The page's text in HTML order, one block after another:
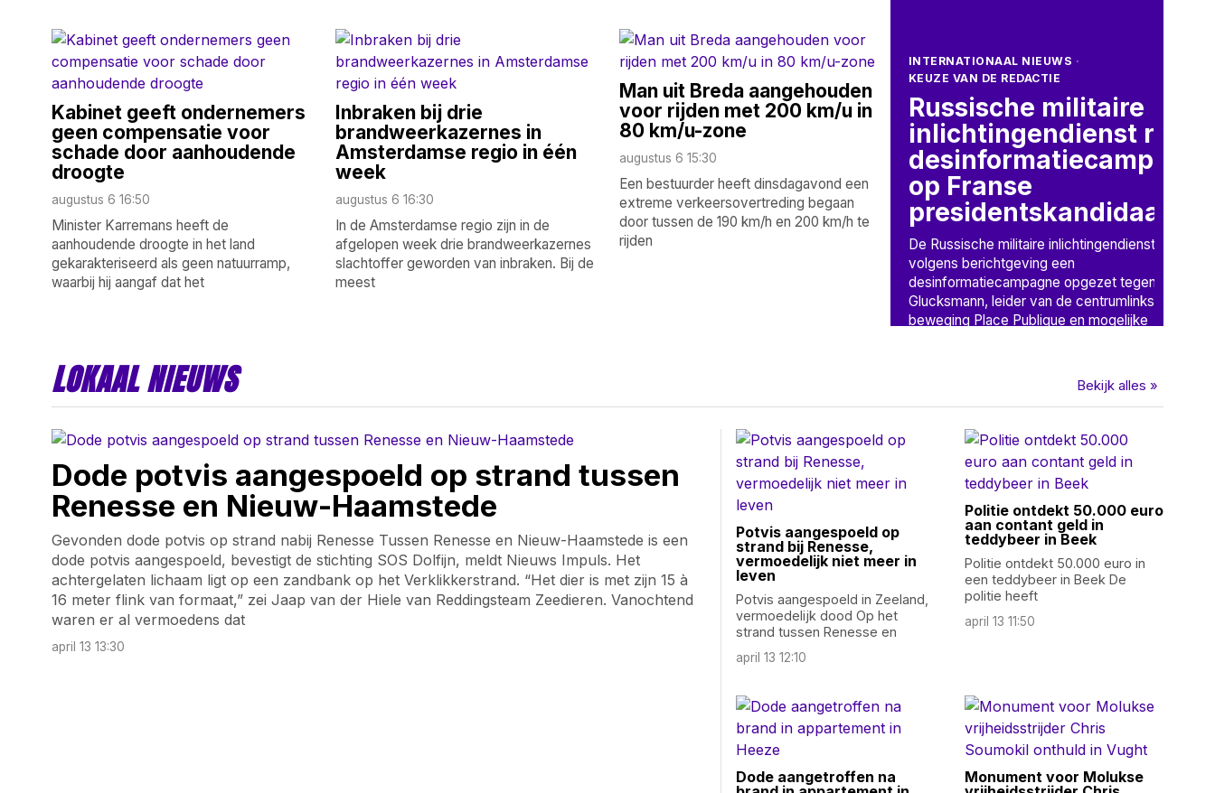
Kabinet geeft ondernemers
geen compensatie voor
schade door aanhoudende
droogte
augustus 6 16:50
Minister Karremans heeft de
aanhoudende droogte in het land
gekarakteriseerd als geen natuurramp,
waarbij hij aangaf dat het
Inbraken bij drie
brandweerkazernes in
Amsterdamse regio in één
week
augustus 6 16:30
In de Amsterdamse regio zijn in de
afgelopen week drie brandweerkazernes
slachtoffer geworden van inbraken. Bij de
meest
Man uit Breda aangehouden
voor rijden met 200 km/u in
80 km/u-zone
augustus 6 15:30
Een bestuurder heeft dinsdagavond een
extreme verkeersovertreding begaan
door tussen de 190 km/h en 200 km/h te
rijden
INTERNATIONAAL NIEUWS ·
KEUZE VAN DE REDACTIE
Russische militaire
inlichtingendienst richt
op Franse
presidentskandidaat
De Russische militaire inlichtingendienst heeft
volgens berichtgeving een
desinformatiecampagne opgezet tegen Raphaël
Glucksmann, leider van de centrumlinkse
beweging Place Publique en mogelijke
LOKAAL NIEUWS Bekijk alles »
Dode potvis aangespoeld op strand tussen
Renesse en Nieuw-Haamstede
Gevonden dode potvis op strand nabij Renesse Tussen Renesse en Nieuw-Haamstede is een
dode potvis aangespoeld, bevestigt de stichting SOS Dolfijn, meldt Nieuws Impuls. Het
achtergelaten lichaam ligt op een zandbank op het Verklikkerstrand. “Het dier is met zijn 15 à
16 meter flink van formaat,” zei Jaap van der Hiele van Reddingsteam Zeedieren. Vanochtend
waren er al vermoedens dat
april 13 13:30
Potvis aangespoeld op
strand bij Renesse,
vermoedelijk niet meer in
leven
Potvis aangespoeld in Zeeland,
vermoedelijk dood Op het
strand tussen Renesse en
april 13 12:10
Politie ontdekt 50.000 euro
aan contant geld in
teddybeer in Beek
Politie ontdekt 50.000 euro in
een teddybeer in Beek De
politie heeft
april 13 11:50
Dode aangetroffen na
Monument voor Molukse